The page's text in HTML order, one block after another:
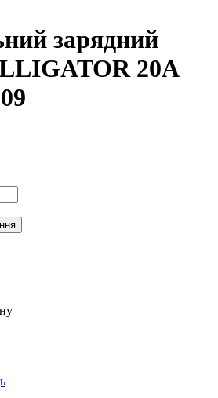
зарядний
20A